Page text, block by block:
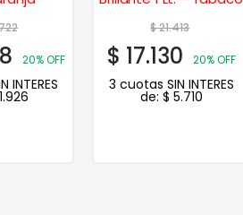
20% OFF
INTERES
$21.413
$ 17.130 20% OFF
3 cuotas SIN INTERES
de: $ 5.710